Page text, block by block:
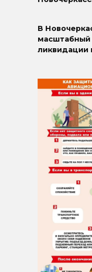
В
масштабный
ликвидации